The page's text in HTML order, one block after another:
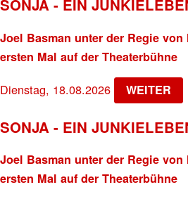
SONJA - EIN
Joel Basman unter der Regie
ersten Mal auf der Theaterbühne
Dienstag, 18.08.2026 WEITER
SONJA - EIN
Joel Basman unter der Regie
ersten Mal auf der Theaterbühne